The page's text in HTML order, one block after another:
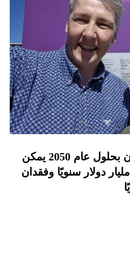
الإجهاد الحراري في تربية الألبان بحلول عام 2050 يمكن
أن يصل إلى خسارة قدرها 30 مليار دولار سنويًا وفقدان